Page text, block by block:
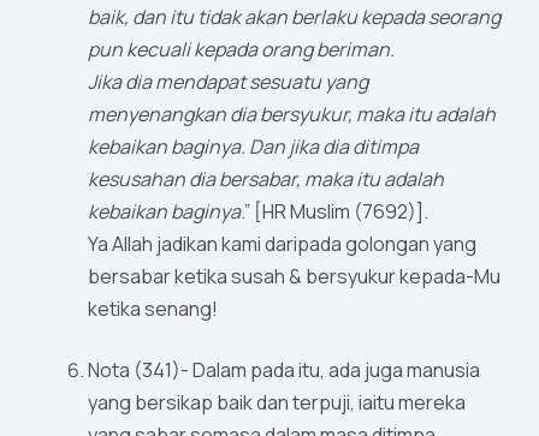
baik, dan itu tidak akan berlaku kepada seorang
pun kecuali kepada orang beriman.
Jika dia mendapat sesuatu yang
menyenangkan dia bersyukur, maka itu adalah
kebaikan baginya. Dan jika dia ditimpa
kesusahan dia bersabar, maka itu adalah
kebaikan baginya.” [HR Muslim (7692)].
Ya Allah jadikan kami daripada golongan yang
bersabar ketika susah & bersyukur kepada-Mu
ketika senang!
Nota (341)- Dalam pada itu, ada juga manusia
yang bersikap baik dan terpuji, iaitu mereka